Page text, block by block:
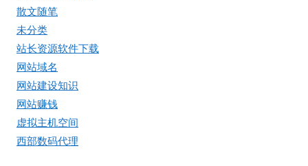
散文随笔
未分类
站长资源软件下载
网站域名
网站建设知识
网站赚钱
虚拟主机空间
西部数码代理